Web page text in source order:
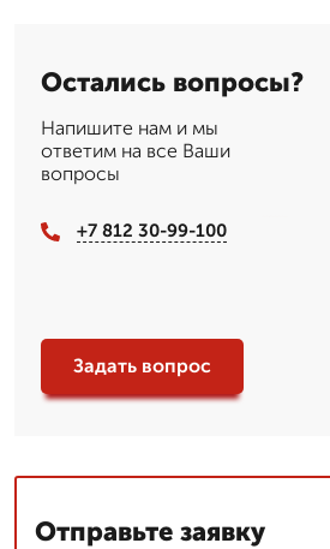
Остались вопросы?
Напишите нам и мы
ответим на все Ваши
вопросы
+7 812 30-99-100
Задать вопрос
Отправьте заявку